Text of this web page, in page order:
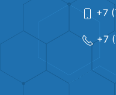
+7
+7